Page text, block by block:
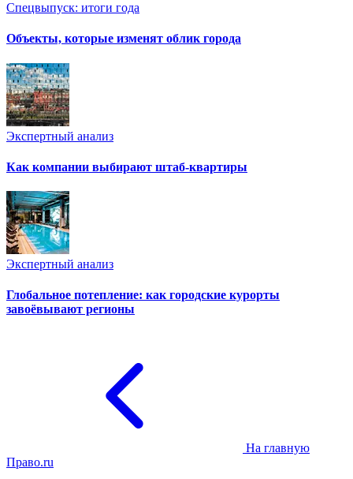
Спецвыпуск: итоги года
Объекты, которые изменят облик города
Экспертный анализ
Как компании выбирают штаб-квартиры
Экспертный анализ
Глобальное потепление: как городские курорты
завоёвывают регионы
На главную
Право.ru